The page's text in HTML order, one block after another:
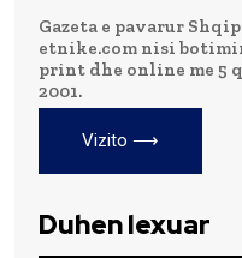
Gazeta e pavarur
etnike.com nisi
print dhe online me 5
2001.
Vizito ⟶
Duhen lexuar